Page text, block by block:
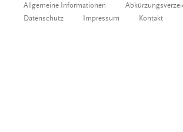
Allgemeine Informationen
Datenschutz
Impressum Kontakt